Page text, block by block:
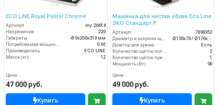
ECO LINE Royal Polirol Chrome
Артикул
my.26614
Напряжение
220
Габариты
410х250х310 мм
Потребляемая мощность (кВт)
0.06
Производитель
ECO LINE
Масса (кг)
12
Цена
47 000 руб.
Купить
Машинка для чистки обуви Eco Line
ЭКО Стандарт Р
Артикул
7890352
Диаметр и ширина щёток (мм)
Ø130х70 / Ø170х70 мм
Дозатор для крема
Есть
Количество щёток полировки (шт)
2
Количество щёток предварительной очистки (шт)
1
Мощность (Вт)
90
Цена
49 000 руб.
Купить